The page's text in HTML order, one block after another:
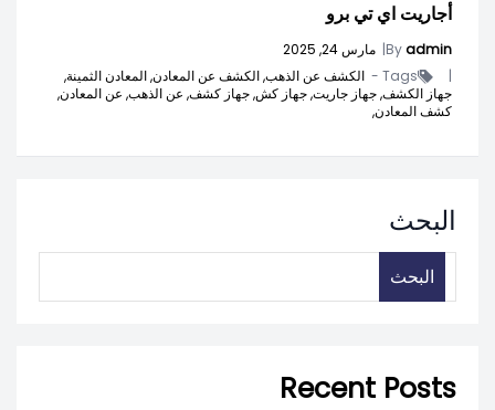
أجاريت اي تي برو
Byadmin
| مارس 24, 2025
|
Tags - الكشف عن الذهب,الكشف عن المعادن,المعادن الثمينة,
جهاز الكشف,جهاز جاريت,جهاز كش,جهاز كشف, عن الذهب, عن المعادن,
كشف المعادن,
البحث
البحث
Recent Posts